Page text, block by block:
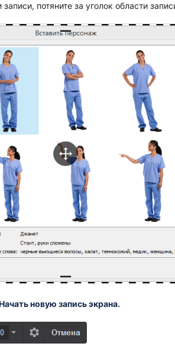
потяните за уголок области
новую запись экрана.